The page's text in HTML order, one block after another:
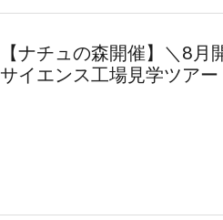
【ナチュの森開催】＼8
サイエンス工場見学ツアー